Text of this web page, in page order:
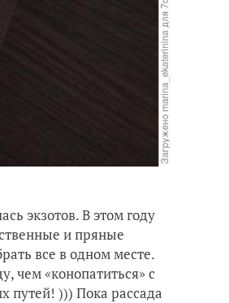
экзотов. В этом году
и пряные
все в одном месте.
чем «конопатиться» с
путей! ))) Пока рассада